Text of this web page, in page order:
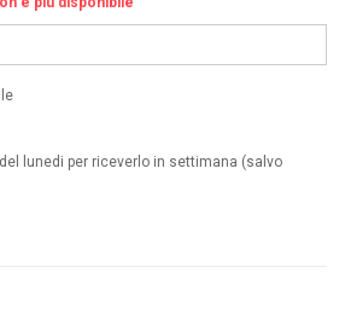
lunedi per riceverlo in settimana (salvo